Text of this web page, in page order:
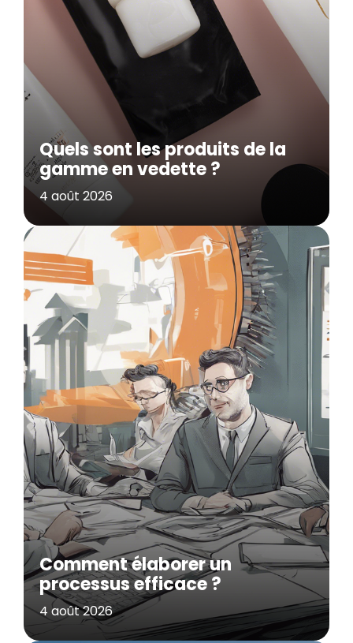
Quels sont les produits de la
gamme en vedette ?
4 août 2026
Comment élaborer un
processus efficace ?
4 août 2026